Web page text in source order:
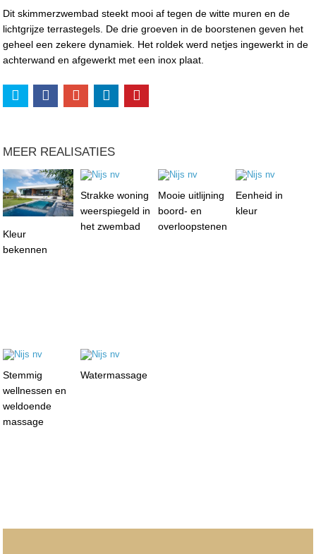
Dit skimmerzwembad steekt mooi af tegen de witte muren en de
lichtgrijze terrastegels. De drie groeven in de boorstenen geven het
geheel een zekere dynamiek. Het roldek werd netjes ingewerkt in de
achterwand en afgewerkt met een inox plaat.
MEER REALISATIES
Kleur
bekennen
Strakke woning
weerspiegeld in
het zwembad
Mooie uitlijning
boord- en
overloopstenen
Eenheid in
kleur
Stemmig
wellnessen en
weldoende
massage
Watermassage